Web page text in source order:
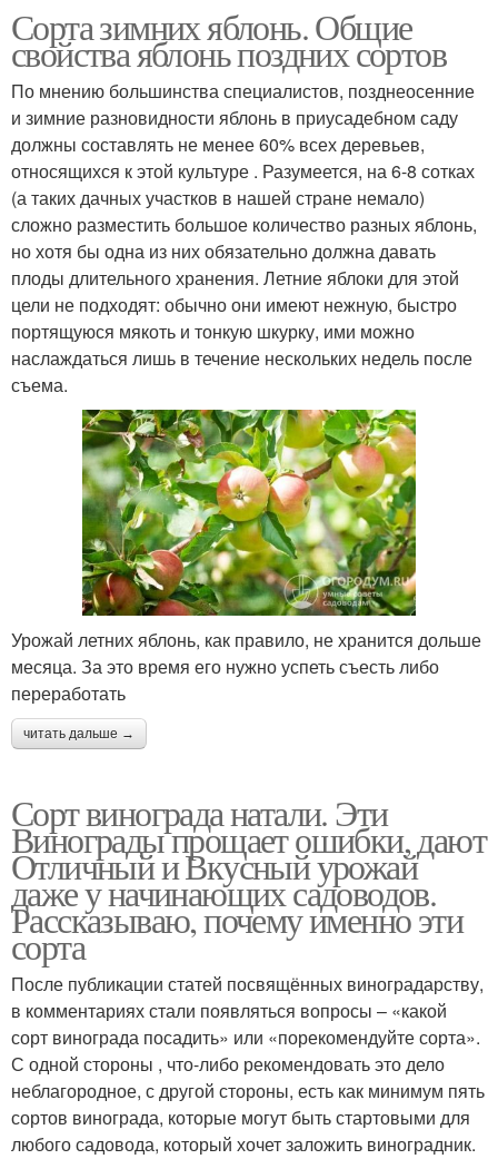
Сорта зимних яблонь. Общие
свойства яблонь поздних сортов
По мнению большинства специалистов, позднеосенние
и зимние разновидности яблонь в приусадебном саду
должны составлять не менее 60% всех деревьев,
относящихся к этой культуре . Разумеется, на 6-8 сотках
(а таких дачных участков в нашей стране немало)
сложно разместить большое количество разных яблонь,
но хотя бы одна из них обязательно должна давать
плоды длительного хранения. Летние яблоки для этой
цели не подходят: обычно они имеют нежную, быстро
портящуюся мякоть и тонкую шкурку, ими можно
наслаждаться лишь в течение нескольких недель после
съема.
Урожай летних яблонь, как правило, не хранится дольше
месяца. За это время его нужно успеть съесть либо
переработать
читать дальше →
Сорт винограда натали. Эти
Винограды прощает ошибки, дают
Отличный и Вкусный урожай
даже у начинающих садоводов.
Рассказываю, почему именно эти
сорта
После публикации статей посвящённых виноградарству,
в комментариях стали появляться вопросы – «какой
сорт винограда посадить» или «порекомендуйте сорта».
С одной стороны , что-либо рекомендовать это дело
неблагородное, с другой стороны, есть как минимум пять
сортов винограда, которые могут быть стартовыми для
любого садовода, который хочет заложить виноградник.